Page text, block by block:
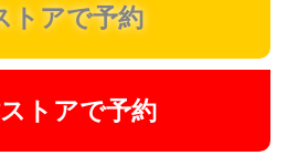
トアで予約
トアで予約